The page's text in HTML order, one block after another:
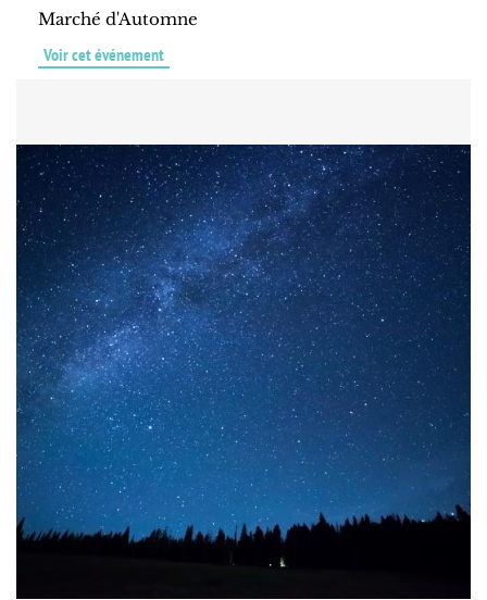
Marché d'Automne
Voir cet événement